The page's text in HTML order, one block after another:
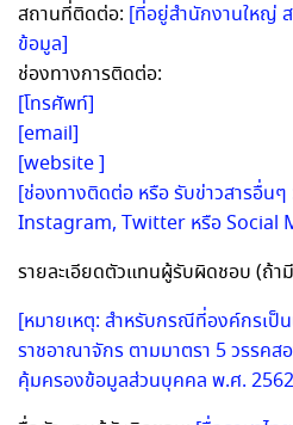
สถานที่ติดต่อ: [ที่อยู่สำนักงานใหญ่
ข้อมูล]
ช่องทางการติดต่อ:
[โทรศัพท์]
[email]
[website ]
[ช่องทางติดต่อ หรือ รับข่าวสารอื่น
Instagram, Twitter หรือ Social
รายละเอียดตัวแทนผู้รับผิดชอบ (ถ้า
[หมายเหตุ: สำหรับกรณีที่องค์กรเ
ราชอาณาจักร ตามมาตรา 5 วรรค
คุ้มครองข้อมูลส่วนบุคคล พ.ศ.